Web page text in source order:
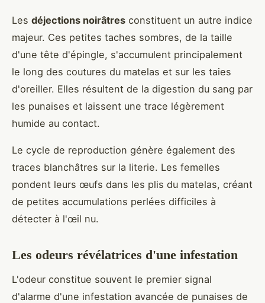
Les déjections noirâtres constituent un autre indice
majeur. Ces petites taches sombres, de la taille
d'une tête d'épingle, s'accumulent principalement
le long des coutures du matelas et sur les taies
d'oreiller. Elles résultent de la digestion du sang par
les punaises et laissent une trace légèrement
humide au contact.
Le cycle de reproduction génère également des
traces blanchâtres sur la literie. Les femelles
pondent leurs œufs dans les plis du matelas, créant
de petites accumulations perlées difficiles à
détecter à l'œil nu.
Les odeurs révélatrices d'une infestation
L'odeur constitue souvent le premier signal
d'alarme d'une infestation avancée de punaises de